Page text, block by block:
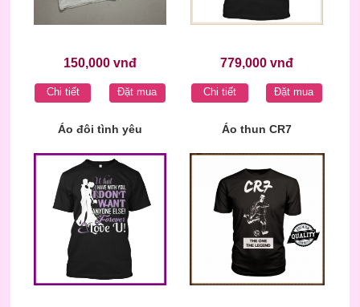
150,000 vnđ
Chi tiết Đặt mua
779,000 vnđ
Chi tiết Đặt mua
Áo đôi tình yêu Áo thun CR7